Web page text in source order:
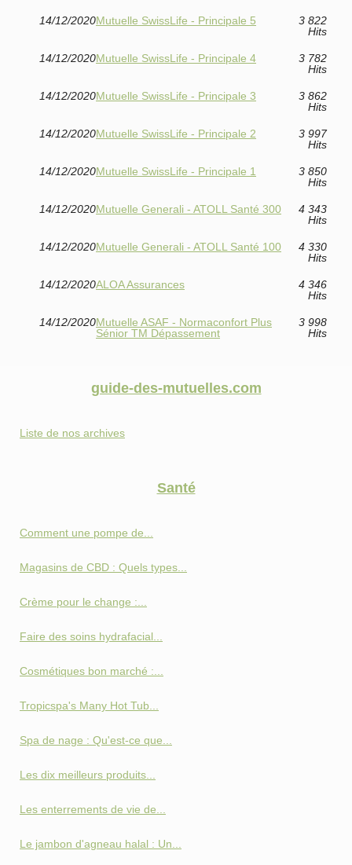
14/12/2020Mutuelle SwissLife - Principale 5
3 822
Hits
14/12/2020Mutuelle SwissLife - Principale 4
3 782
Hits
14/12/2020Mutuelle SwissLife - Principale 3
3 862
Hits
14/12/2020Mutuelle SwissLife - Principale 2
3 997
Hits
14/12/2020Mutuelle SwissLife - Principale 1
3 850
Hits
14/12/2020Mutuelle Generali - ATOLL Santé 300
4 343
Hits
14/12/2020Mutuelle Generali - ATOLL Santé 100
4 330
Hits
14/12/2020ALOA Assurances
4 346
Hits
14/12/2020Mutuelle ASAF - Normaconfort Plus
Sénior TM Dépassement
3 998
Hits
guide-des-mutuelles.com
Liste de nos archives
Santé
Comment une pompe de...
Magasins de CBD : Quels types...
Crème pour le change :...
Faire des soins hydrafacial...
Cosmétiques bon marché :...
Tropicspa's Many Hot Tub...
Spa de nage : Qu'est-ce que...
Les dix meilleurs produits...
Les enterrements de vie de...
Le jambon d'agneau halal : Un...